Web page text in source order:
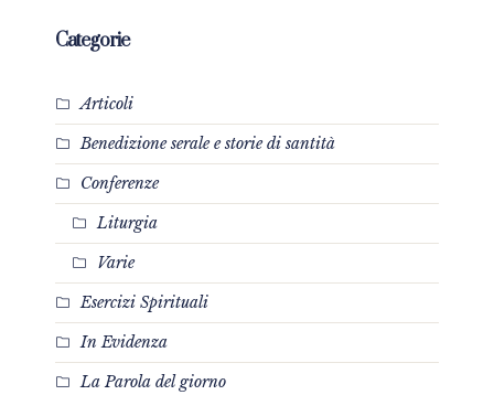
Categorie
Articoli
Benedizione serale e storie di santità
Conferenze
Liturgia
Varie
Esercizi Spirituali
In Evidenza
La Parola del giorno